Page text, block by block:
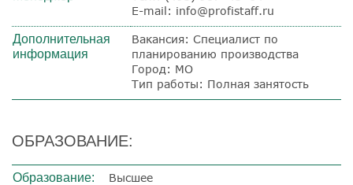
E-mail: info@profistaff.ru
Дополнительная
информация
Вакансия: Специалист по
планированию производства
Город: МО
Тип работы: Полная занятость
ОБРАЗОВАНИЕ:
Образование: Высшее